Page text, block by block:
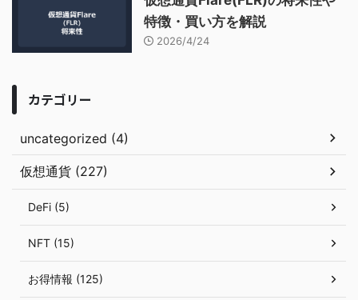
特徴・買い方を解説
2026/4/24
カテゴリー
uncategorized (4)
仮想通貨 (227)
DeFi (5)
NFT (15)
お得情報 (125)